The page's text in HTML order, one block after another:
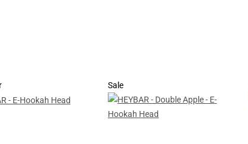
Sale